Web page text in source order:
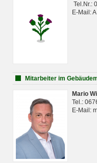
Tel.Nr.:
E-Mail:
Mitarbeiter im
Mario
Tel.:
E-Mail: